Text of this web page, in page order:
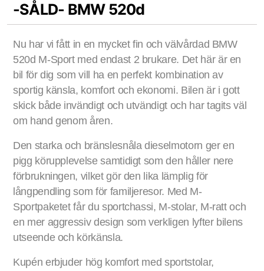
-SÅLD- BMW 520d
Nu har vi fått in en mycket fin och välvårdad BMW
520d M-Sport med endast 2 brukare. Det här är en
bil för dig som vill ha en perfekt kombination av
sportig känsla, komfort och ekonomi. Bilen är i gott
skick både invändigt och utvändigt och har tagits väl
om hand genom åren.
Den starka och bränslesnåla dieselmotorn ger en
pigg körupplevelse samtidigt som den håller nere
förbrukningen, vilket gör den lika lämplig för
långpendling som för familjeresor. Med M-
Sportpaketet får du sportchassi, M-stolar, M-ratt och
en mer aggressiv design som verkligen lyfter bilens
utseende och körkänsla.
Kupén erbjuder hög komfort med sportstolar,